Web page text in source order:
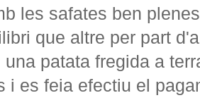
les safates ben
que altre per part
patata fregida a
i es feia efectiu el